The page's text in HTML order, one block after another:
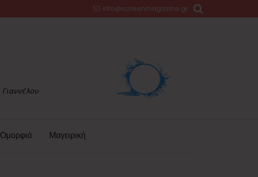
info@screenmagazine.gr
Ομορφιά Μαγειρική